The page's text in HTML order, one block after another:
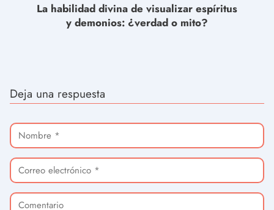
La habilidad divina de visualizar espíritus
y demonios: ¿verdad o mito?
Deja una respuesta